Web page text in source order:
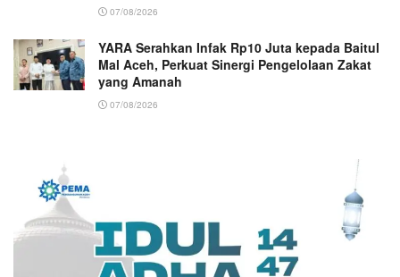
07/08/2026
YARA Serahkan Infak Rp10 Juta kepada Baitul
Mal Aceh, Perkuat Sinergi Pengelolaan Zakat
yang Amanah ‎
07/08/2026